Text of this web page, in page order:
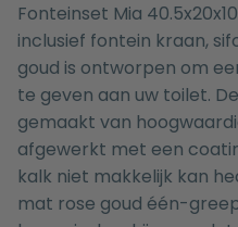
Fonteinset Mia
inclusief fontein kraan,
goud is ontworpen om
te geven aan uw toilet.
gemaakt van
afgewerkt met een
kalk niet makkelijk kan
mat rose goud één-